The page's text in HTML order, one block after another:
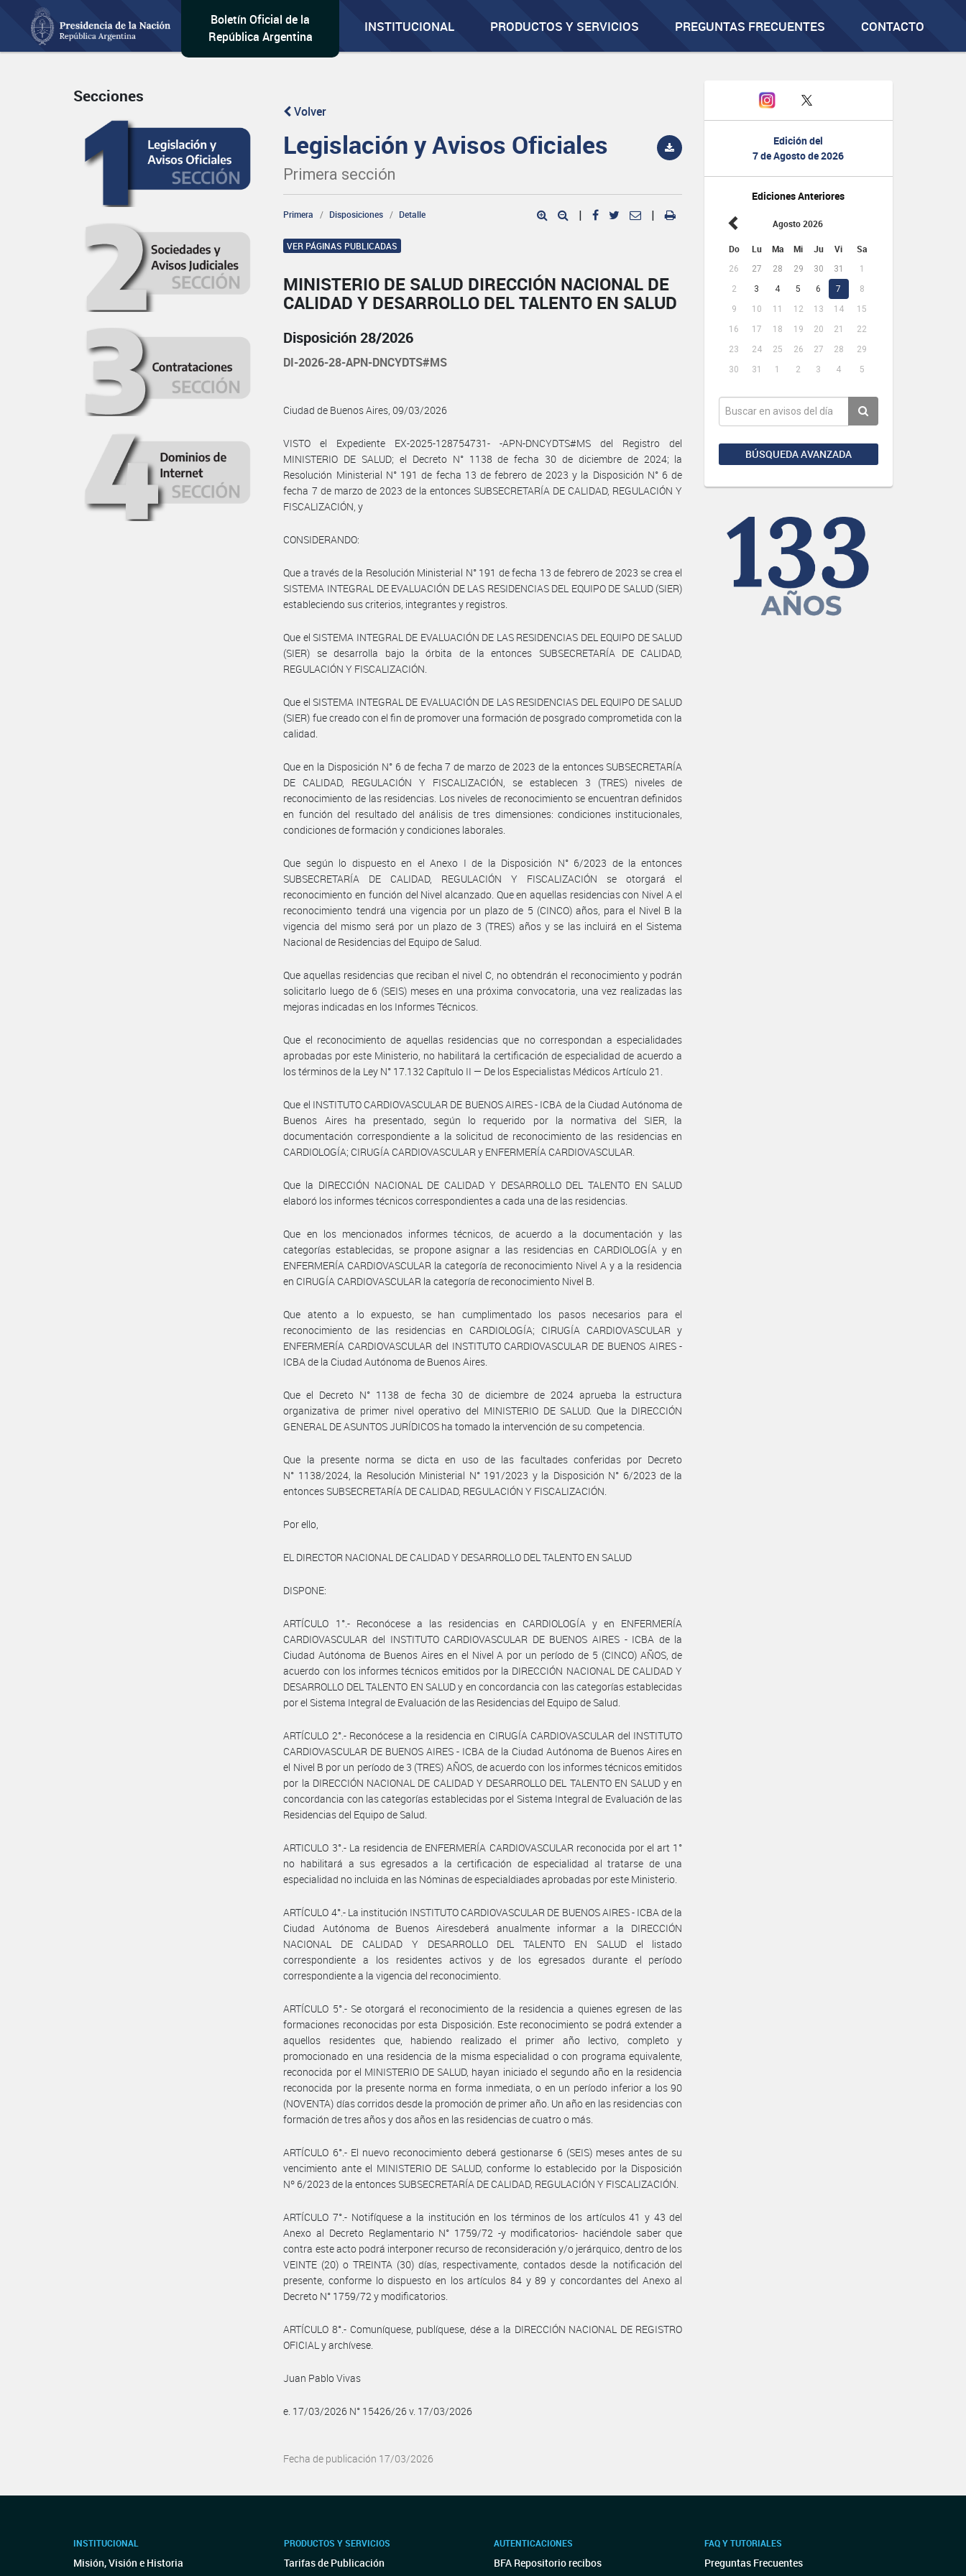
Boletín Oficial de la
República Argentina
INSTITUCIONAL PRODUCTOS Y SERVICIOS PREGUNTAS FRECUENTES CONTACTO
Edición del
7 de Agosto de 2026
Ediciones Anteriores
Agosto 2026
Do Lu Ma Mi Ju Vi Sa
26 27 28 29 30 31
1
2
3 4 5 6 7
8
9
10 11 12 13 14
15
16
17 18 19 20 21
22
23
24 25 26 27 28
29
30
31 1 2 3 4 5
BÚSQUEDA AVANZADA
Secciones
Volver
Legislación y Avisos Oficiales
Primera sección
Primera Disposiciones Detalle | |
VER PÁGINAS PUBLICADAS
MINISTERIO DE SALUD DIRECCIÓN NACIONAL DE
CALIDAD Y DESARROLLO DEL TALENTO EN SALUD
Disposición 28/2026
DI-2026-28-APN-DNCYDTS#MS
Ciudad de Buenos Aires, 09/03/2026
VISTO el Expediente EX-2025-128754731- -APN-DNCYDTS#MS del Registro del
MINISTERIO DE SALUD; el Decreto N° 1138 de fecha 30 de diciembre de 2024; la
Resolución Ministerial N° 191 de fecha 13 de febrero de 2023 y la Disposición N° 6 de
fecha 7 de marzo de 2023 de la entonces SUBSECRETARÍA DE CALIDAD, REGULACIÓN Y
FISCALIZACIÓN, y
CONSIDERANDO:
Que a través de la Resolución Ministerial N° 191 de fecha 13 de febrero de 2023 se crea el
SISTEMA INTEGRAL DE EVALUACIÓN DE LAS RESIDENCIAS DEL EQUIPO DE SALUD (SIER)
estableciendo sus criterios, integrantes y registros.
Que el SISTEMA INTEGRAL DE EVALUACIÓN DE LAS RESIDENCIAS DEL EQUIPO DE SALUD
(SIER) se desarrolla bajo la órbita de la entonces SUBSECRETARÍA DE CALIDAD,
REGULACIÓN Y FISCALIZACIÓN.
Que el SISTEMA INTEGRAL DE EVALUACIÓN DE LAS RESIDENCIAS DEL EQUIPO DE SALUD
(SIER) fue creado con el fin de promover una formación de posgrado comprometida con la
calidad.
Que en la Disposición N° 6 de fecha 7 de marzo de 2023 de la entonces SUBSECRETARÍA
DE CALIDAD, REGULACIÓN Y FISCALIZACIÓN, se establecen 3 (TRES) niveles de
reconocimiento de las residencias. Los niveles de reconocimiento se encuentran definidos
en función del resultado del análisis de tres dimensiones: condiciones institucionales,
condiciones de formación y condiciones laborales.
Que según lo dispuesto en el Anexo I de la Disposición N° 6/2023 de la entonces
SUBSECRETARÍA DE CALIDAD, REGULACIÓN Y FISCALIZACIÓN se otorgará el
reconocimiento en función del Nivel alcanzado. Que en aquellas residencias con Nivel A el
reconocimiento tendrá una vigencia por un plazo de 5 (CINCO) años, para el Nivel B la
vigencia del mismo será por un plazo de 3 (TRES) años y se las incluirá en el Sistema
Nacional de Residencias del Equipo de Salud.
Que aquellas residencias que reciban el nivel C, no obtendrán el reconocimiento y podrán
solicitarlo luego de 6 (SEIS) meses en una próxima convocatoria, una vez realizadas las
mejoras indicadas en los Informes Técnicos.
Que el reconocimiento de aquellas residencias que no correspondan a especialidades
aprobadas por este Ministerio, no habilitará la certificación de especialidad de acuerdo a
los términos de la Ley N° 17.132 Capítulo II — De los Especialistas Médicos Artículo 21.
Que el INSTITUTO CARDIOVASCULAR DE BUENOS AIRES - ICBA de la Ciudad Autónoma de
Buenos Aires ha presentado, según lo requerido por la normativa del SIER, la
documentación correspondiente a la solicitud de reconocimiento de las residencias en
CARDIOLOGÍA; CIRUGÍA CARDIOVASCULAR y ENFERMERÍA CARDIOVASCULAR.
Que la DIRECCIÓN NACIONAL DE CALIDAD Y DESARROLLO DEL TALENTO EN SALUD
elaboró los informes técnicos correspondientes a cada una de las residencias.
Que en los mencionados informes técnicos, de acuerdo a la documentación y las
categorías establecidas, se propone asignar a las residencias en CARDIOLOGÍA y en
ENFERMERÍA CARDIOVASCULAR la categoría de reconocimiento Nivel A y a la residencia
en CIRUGÍA CARDIOVASCULAR la categoría de reconocimiento Nivel B.
Que atento a lo expuesto, se han cumplimentado los pasos necesarios para el
reconocimiento de las residencias en CARDIOLOGÍA; CIRUGÍA CARDIOVASCULAR y
ENFERMERÍA CARDIOVASCULAR del INSTITUTO CARDIOVASCULAR DE BUENOS AIRES -
ICBA de la Ciudad Autónoma de Buenos Aires.
Que el Decreto N° 1138 de fecha 30 de diciembre de 2024 aprueba la estructura
organizativa de primer nivel operativo del MINISTERIO DE SALUD. Que la DIRECCIÓN
GENERAL DE ASUNTOS JURÍDICOS ha tomado la intervención de su competencia.
Que la presente norma se dicta en uso de las facultades conferidas por Decreto
N° 1138/2024, la Resolución Ministerial N° 191/2023 y la Disposición N° 6/2023 de la
entonces SUBSECRETARÍA DE CALIDAD, REGULACIÓN Y FISCALIZACIÓN.
Por ello,
EL DIRECTOR NACIONAL DE CALIDAD Y DESARROLLO DEL TALENTO EN SALUD
DISPONE:
ARTÍCULO 1°.- Reconócese a las residencias en CARDIOLOGÍA y en ENFERMERÍA
CARDIOVASCULAR del INSTITUTO CARDIOVASCULAR DE BUENOS AIRES - ICBA de la
Ciudad Autónoma de Buenos Aires en el Nivel A por un período de 5 (CINCO) AÑOS, de
acuerdo con los informes técnicos emitidos por la DIRECCIÓN NACIONAL DE CALIDAD Y
DESARROLLO DEL TALENTO EN SALUD y en concordancia con las categorías establecidas
por el Sistema Integral de Evaluación de las Residencias del Equipo de Salud.
ARTÍCULO 2°.- Reconócese a la residencia en CIRUGÍA CARDIOVASCULAR del INSTITUTO
CARDIOVASCULAR DE BUENOS AIRES - ICBA de la Ciudad Autónoma de Buenos Aires en
el Nivel B por un período de 3 (TRES) AÑOS, de acuerdo con los informes técnicos emitidos
por la DIRECCIÓN NACIONAL DE CALIDAD Y DESARROLLO DEL TALENTO EN SALUD y en
concordancia con las categorías establecidas por el Sistema Integral de Evaluación de las
Residencias del Equipo de Salud.
ARTICULO 3°.- La residencia de ENFERMERÍA CARDIOVASCULAR reconocida por el art 1°
no habilitará a sus egresados a la certificación de especialidad al tratarse de una
especialidad no incluida en las Nóminas de especialdiades aprobadas por este Ministerio.
ARTÍCULO 4°.- La institución INSTITUTO CARDIOVASCULAR DE BUENOS AIRES - ICBA de la
Ciudad Autónoma de Buenos Airesdeberá anualmente informar a la DIRECCIÓN
NACIONAL DE CALIDAD Y DESARROLLO DEL TALENTO EN SALUD el listado
correspondiente a los residentes activos y de los egresados durante el período
correspondiente a la vigencia del reconocimiento.
ARTÍCULO 5°.- Se otorgará el reconocimiento de la residencia a quienes egresen de las
formaciones reconocidas por esta Disposición. Este reconocimiento se podrá extender a
aquellos residentes que, habiendo realizado el primer año lectivo, completo y
promocionado en una residencia de la misma especialidad o con programa equivalente,
reconocida por el MINISTERIO DE SALUD, hayan iniciado el segundo año en la residencia
reconocida por la presente norma en forma inmediata, o en un período inferior a los 90
(NOVENTA) días corridos desde la promoción de primer año. Un año en las residencias con
formación de tres años y dos años en las residencias de cuatro o más.
ARTÍCULO 6°.- El nuevo reconocimiento deberá gestionarse 6 (SEIS) meses antes de su
vencimiento ante el MINISTERIO DE SALUD, conforme lo establecido por la Disposición
Nº 6/2023 de la entonces SUBSECRETARÍA DE CALIDAD, REGULACIÓN Y FISCALIZACIÓN.
ARTÍCULO 7°.- Notifíquese a la institución en los términos de los artículos 41 y 43 del
Anexo al Decreto Reglamentario N° 1759/72 -y modificatorios- haciéndole saber que
contra este acto podrá interponer recurso de reconsideración y/o jerárquico, dentro de los
VEINTE (20) o TREINTA (30) días, respectivamente, contados desde la notificación del
presente, conforme lo dispuesto en los artículos 84 y 89 y concordantes del Anexo al
Decreto N° 1759/72 y modificatorios.
ARTÍCULO 8°.- Comuníquese, publíquese, dése a la DIRECCIÓN NACIONAL DE REGISTRO
OFICIAL y archívese.
Juan Pablo Vivas
e. 17/03/2026 N° 15426/26 v. 17/03/2026
Fecha de publicación 17/03/2026
INSTITUCIONAL
Misión, Visión e Historia
PRODUCTOS Y SERVICIOS
Tarifas de Publicación
AUTENTICACIONES
BFA Repositorio recibos
FAQ Y TUTORIALES
Preguntas Frecuentes